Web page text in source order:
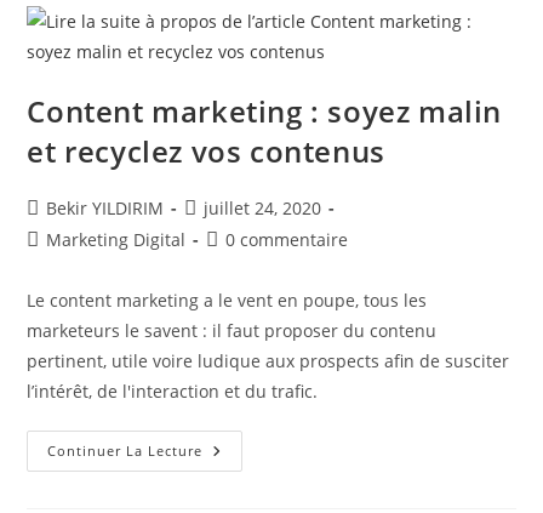
Et
Calendrier
Éditorial
Content marketing : soyez malin
et recyclez vos contenus
Auteur/autrice
de
Bekir YILDIRIM
Publication
publiée :
juillet 24, 2020
PostMarketing Digital
Commentaires
la
publication :
0 commentaire
Le content marketing a le vent en poupe, tous les
marketeurs le savent : il faut proposer du contenu
pertinent, utile voire ludique aux prospects afin de susciter
l’intérêt, de l'interaction et du trafic.
Continuer La Lecture Content
Marketing